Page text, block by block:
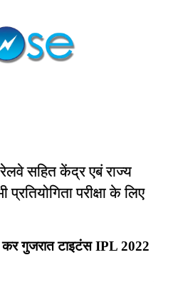
सहित केंद्र एबं राज्य
प्रतियोगिता परीक्षा के लिए
कर गुजरात टाइटंस IPL 2022